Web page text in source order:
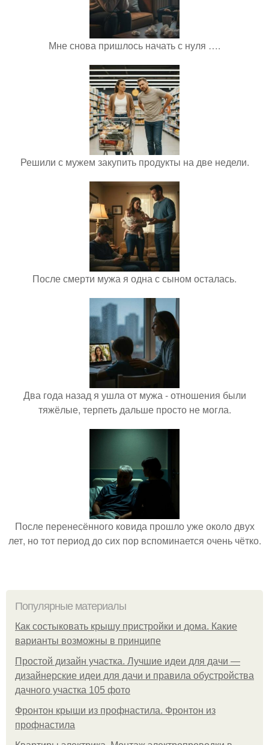
Мне снова пришлось начать с нуля ….
Решили с мужем закупить продукты на две недели.
После смерти мужа я одна с сыном осталась.
Два года назад я ушла от мужа - отношения были
тяжёлые, терпеть дальше просто не могла.
После перенесённого ковида прошло уже около двух
лет, но тот период до сих пор вспоминается очень чётко.
Популярные материалы
Как состыковать крышу пристройки и дома. Какие
варианты возможны в принципе
Простой дизайн участка. Лучшие идеи для дачи —
дизайнерские идеи для дачи и правила обустройства
дачного участка 105 фото
Фронтон крыши из профнастила. Фронтон из
профнастила